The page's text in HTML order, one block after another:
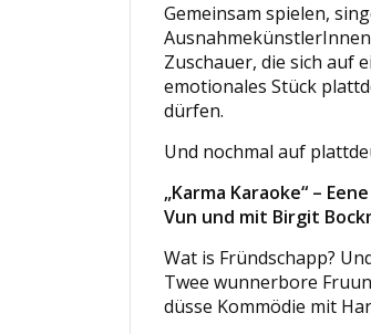
Gemeinsam spielen,
Zuschauer, die sich auf
emotionales Stück
dürfen.
Und nochmal auf
„Karma Karaoke“ –
Vun und mit Birgit
Wat is Fründschapp?
Twee wunnerbore
düsse Kommödie mit